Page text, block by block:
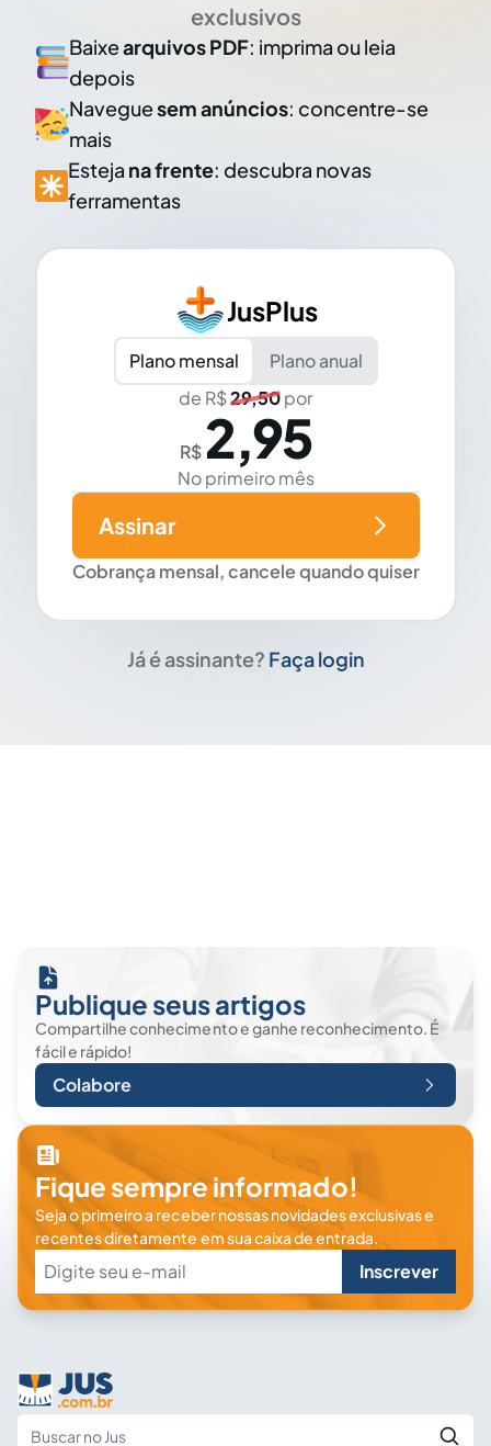
exclusivos
Baixearquivos PDF: imprima ou leia
depois
Naveguesem anúncios: concentre-se
mais
Esteja na frente: descubra novas
ferramentas
JusPlus
Plano mensal
Plano anual
de R$29,50por
R$ 2,95
No primeiro mês
Cobrança mensal, cancele quando quiser
Assinar
Já é assinante? Faça login
Publique seus artigos
Compartilhe conhecimento e ganhe reconhecimento. É
fácil e rápido!
Colabore
Fique sempre informado!
Seja o primeiro a receber nossas novidades exclusivas e
recentes diretamente em sua caixa de entrada.
Inscrever